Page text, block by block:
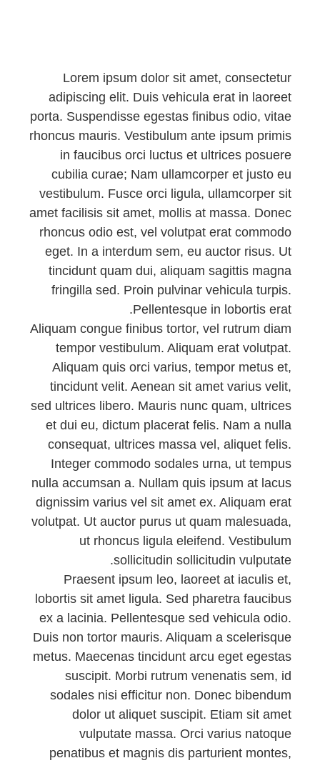
Lorem ipsum dolor sit amet, consectetur
adipiscing elit. Duis vehicula erat in laoreet
porta. Suspendisse egestas finibus odio, vitae
rhoncus mauris. Vestibulum ante ipsum primis
in faucibus orci luctus et ultrices posuere
cubilia curae; Nam ullamcorper et justo eu
vestibulum. Fusce orci ligula, ullamcorper sit
amet facilisis sit amet, mollis at massa. Donec
rhoncus odio est, vel volutpat erat commodo
eget. In a interdum sem, eu auctor risus. Ut
tincidunt quam dui, aliquam sagittis magna
fringilla sed. Proin pulvinar vehicula turpis.
Pellentesque in lobortis erat.
Aliquam congue finibus tortor, vel rutrum diam
tempor vestibulum. Aliquam erat volutpat.
Aliquam quis orci varius, tempor metus et,
tincidunt velit. Aenean sit amet varius velit,
sed ultrices libero. Mauris nunc quam, ultrices
et dui eu, dictum placerat felis. Nam a nulla
consequat, ultrices massa vel, aliquet felis.
Integer commodo sodales urna, ut tempus
nulla accumsan a. Nullam quis ipsum at lacus
dignissim varius vel sit amet ex. Aliquam erat
volutpat. Ut auctor purus ut quam malesuada,
ut rhoncus ligula eleifend. Vestibulum
sollicitudin sollicitudin vulputate.
Praesent ipsum leo, laoreet at iaculis et,
lobortis sit amet ligula. Sed pharetra faucibus
ex a lacinia. Pellentesque sed vehicula odio.
Duis non tortor mauris. Aliquam a scelerisque
metus. Maecenas tincidunt arcu eget egestas
suscipit. Morbi rutrum venenatis sem, id
sodales nisi efficitur non. Donec bibendum
dolor ut aliquet suscipit. Etiam sit amet
vulputate massa. Orci varius natoque
penatibus et magnis dis parturient montes,